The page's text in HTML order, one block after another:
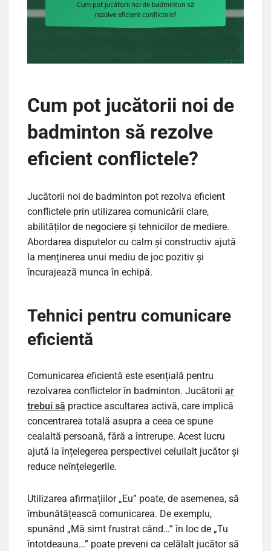
Cum pot jucătorii noi de
badminton să rezolve
eficient conflictele?
Jucătorii noi de badminton pot rezolva eficient
conflictele prin utilizarea comunicării clare,
abilităților de negociere și tehnicilor de mediere.
Abordarea disputelor cu calm și constructiv ajută
la menținerea unui mediu de joc pozitiv și
încurajează munca în echipă.
Tehnici pentru comunicare
eficientă
Comunicarea eficientă este esențială pentru
rezolvarea conflictelor în badminton. Jucătorii ar
trebui să practice ascultarea activă, care implică
concentrarea totală asupra a ceea ce spune
cealaltă persoană, fără a întrerupe. Acest lucru
ajută la înțelegerea perspectivei celuilalt jucător și
reduce neînțelegerile.
Utilizarea afirmațiilor „Eu” poate, de asemenea, să
îmbunătățească comunicarea. De exemplu,
spunând „Mă simt frustrat când…” în loc de „Tu
întotdeauna…” poate preveni ca celălalt jucător să